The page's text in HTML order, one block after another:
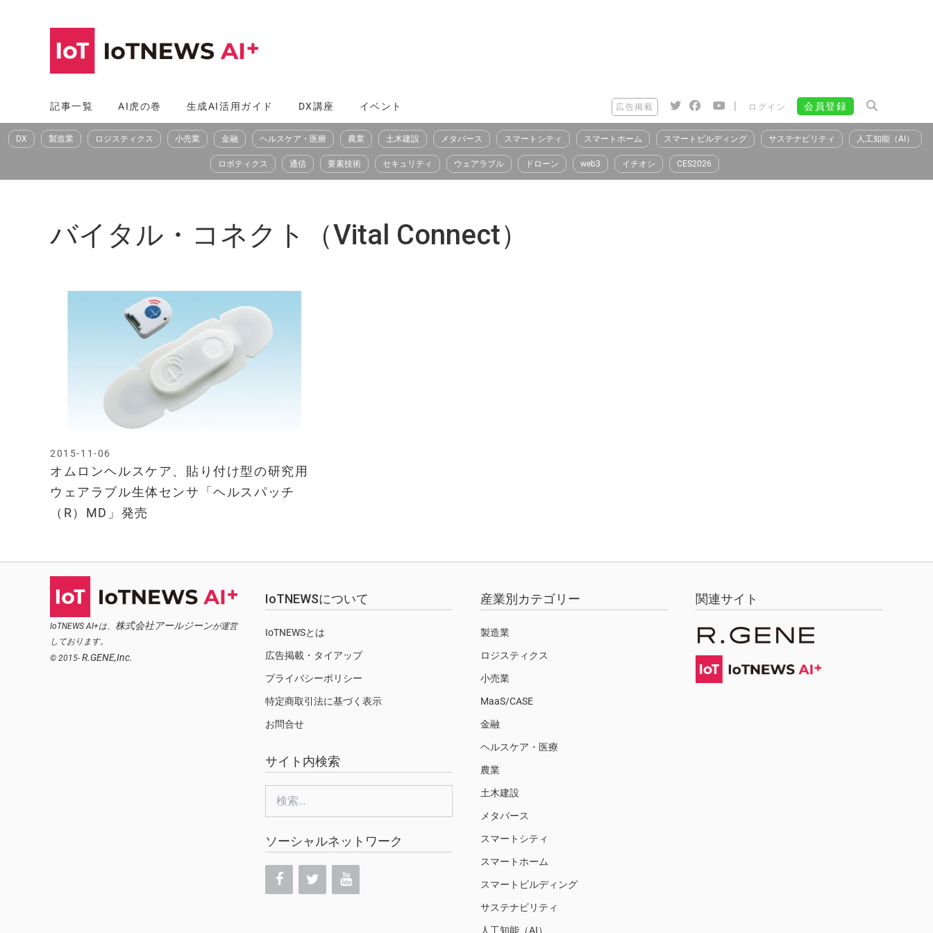
へ
ス
記事一覧 AI虎の巻 生成AI活用ガイド DX講座 イベント 広告掲載 | ログイン 会員登録
DX 製造業 ロジスティクス 小売業 金融 ヘルスケア・医療 農業 土木建設 メタバース スマートシティ スマートホーム スマートビルディング サステナビリティ 人工知能（AI）
ロボティクス 通信 要素技術 セキュリティ ウェアラブル ドローン web3 イチオシ CES2026
バイタル・コネクト（Vital Connect）
オムロンヘルスケア、貼り付け型の研究用
ウェアラブル生体センサ「ヘルスパッチ
（R）MD」発売
2015-11-06
IoTNEWS AI+は、 株式会社アールジーンが運営
しております。
© 2015- R.GENE,Inc.
IoTNEWSについて
IoTNEWSとは
広告掲載・タイアップ
プライバシーポリシー
特定商取引法に基づく表示
お問合せ
サイト内検索
ソーシャルネットワーク
産業別カテゴリー
製造業
ロジスティクス
小売業
MaaS/CASE
金融
ヘルスケア・医療
農業
土木建設
メタバース
スマートシティ
スマートホーム
スマートビルディング
サステナビリティ
人工知能（AI）
関連サイト